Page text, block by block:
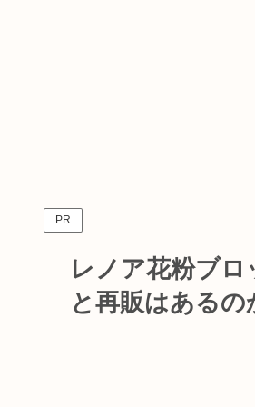
PR
レノア花粉ブ
と再販はあるの